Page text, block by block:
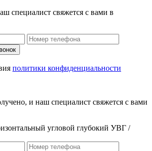
специалист свяжется с вами в
политики конфиденциальности
и наш специалист свяжется с вами
угловой глубокий УВГ /